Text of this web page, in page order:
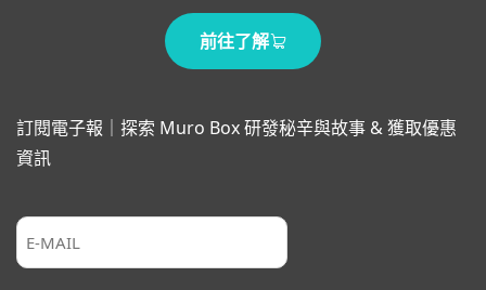
前往了解
訂閱電子報｜探索 Muro Box 研發秘辛與故事 & 獲取優惠
資訊